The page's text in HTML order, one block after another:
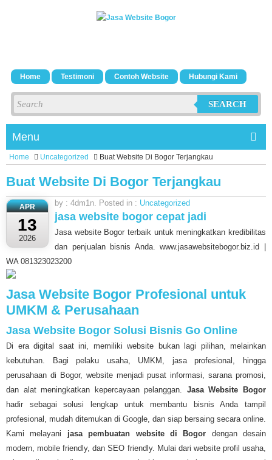
Home Testimoni Contoh Website Hubungi Kami
SEARCH
Menu
Home Uncategorized Buat Website Di Bogor Terjangkau
Buat Website Di Bogor Terjangkau
APR
13
2026
by : 4dm1n. Posted in : Uncategorized
jasa website bogor cepat jadi
Jasa website Bogor terbaik untuk meningkatkan kredibilitas
dan penjualan bisnis Anda. www.jasawebsitebogor.biz.id |
WA 081323023200
Jasa Website Bogor Profesional untuk
UMKM & Perusahaan
Jasa Website Bogor Solusi Bisnis Go Online
Di era digital saat ini, memiliki website bukan lagi pilihan, melainkan
kebutuhan. Bagi pelaku usaha, UMKM, jasa profesional, hingga
perusahaan di Bogor, website menjadi pusat informasi, sarana promosi,
dan alat meningkatkan kepercayaan pelanggan. Jasa Website Bogor
hadir sebagai solusi lengkap untuk membantu bisnis Anda tampil
profesional, mudah ditemukan di Google, dan siap bersaing secara online.
Kami melayani jasa pembuatan website di Bogor dengan desain
modern, mobile friendly, dan SEO friendly. Mulai dari website profil usaha,